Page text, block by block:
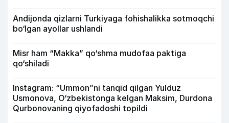
Andijonda qizlarni Turkiyaga fohishalikka sotmoqchi
bo‘lgan ayollar ushlandi
Misr ham “Makka” qo‘shma mudofaa paktiga
qo‘shiladi
Instagram: “Ummon”ni tanqid qilgan Yulduz
Usmonova, O‘zbekistonga kelgan Maksim, Durdona
Qurbonovaning qiyofadoshi topildi